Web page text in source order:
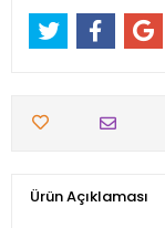
Ürün Açıklaması